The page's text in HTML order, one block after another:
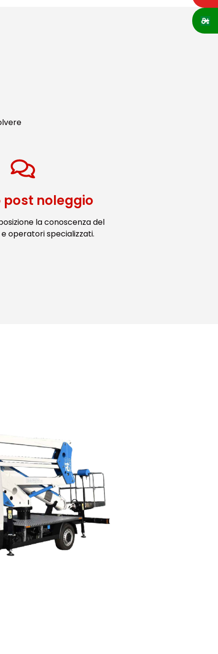
post noleggio
la conoscenza del
operatori specializzati.